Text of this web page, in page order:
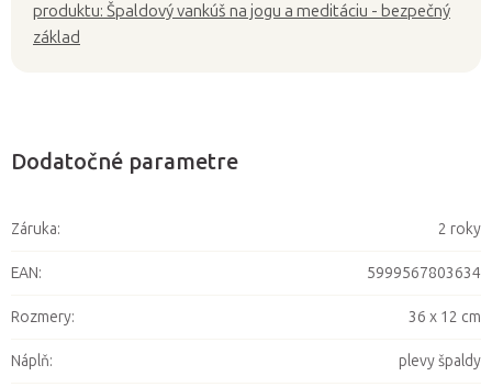
produktu: Špaldový vankúš na jogu a meditáciu - bezpečný
základ
Dodatočné parametre
Záruka: 2 roky
EAN: 5999567803634
Rozmery: 36 x 12 cm
Náplň: plevy špaldy